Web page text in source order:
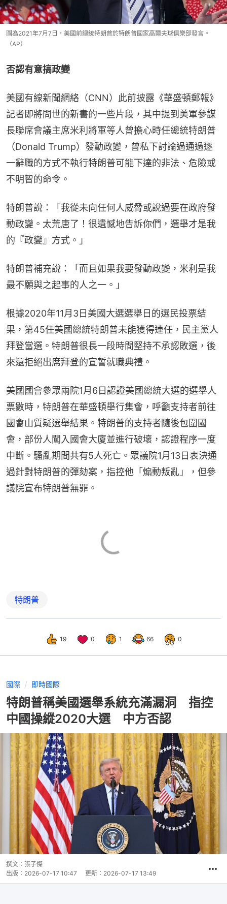
圖為2021年7月7日，美國前總統特朗普於特朗普國家高爾夫球俱樂部發言。
（AP）
否認有意搞政變
美國有線新聞網絡（CNN）此前披露《華盛頓郵報》
記者即將問世的新書的一些片段，其中提到美軍參謀
長聯席會議主席米利將軍等人曾擔心時任總統特朗普
（Donald Trump）發動政變，曾私下討論過通過逐
一辭職的方式不執行特朗普可能下達的非法、危險或
不明智的命令。
特朗普說：「我從未向任何人威脅或說過要在政府發
動政變。太荒唐了！很遺憾地告訴你們，選舉才是我
的『政變』方式。」
特朗普補充說：「而且如果我要發動政變，米利是我
最不願與之起事的人之一。」
根據2020年11月3日美國大選選舉日的選民投票結
果，第45任美國總統特朗普未能獲得連任，民主黨人
拜登當選。特朗普很長一段時間堅持不承認敗選，後
來還拒絕出席拜登的宣誓就職典禮。
美國國會參眾兩院1月6日認證美國總統大選的選舉人
票數時，特朗普在華盛頓舉行集會，呼籲支持者前往
國會山質疑選舉結果。特朗普的支持者隨後包圍國
會，部份人闖入國會大廈並進行破壞，認證程序一度
中斷。騷亂期間共有5人死亡。眾議院1月13日表決通
過針對特朗普的彈劾案，指控他「煽動叛亂」，但參
議院宣布特朗普無罪。
特朗普
19 0 1 66 0
國際 即時國際
特朗普稱美國選舉系統充滿漏洞 指控
中國操縱2020大選 中方否認
撰文： 張子傑
出版： 2026-07-17 10:47 更新： 2026-07-17 13:49